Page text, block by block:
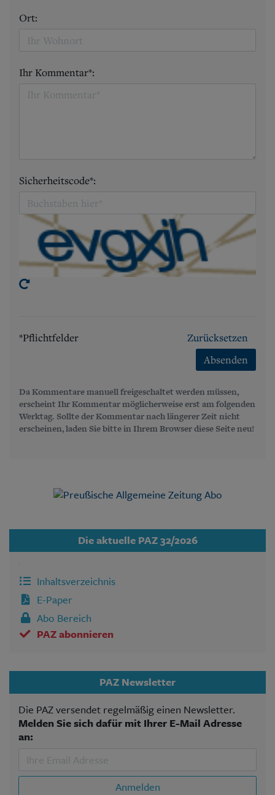
Ort:
Ihr Kommentar*:
Sicherheitscode*:
*Pflichtfelder
Zurücksetzen
Absenden
Da Kommentare manuell freigeschaltet werden müssen,
erscheint Ihr Kommentar möglicherweise erst am folgenden
Werktag. Sollte der Kommentar nach längerer Zeit nicht
erscheinen, laden Sie bitte in Ihrem Browser diese Seite neu!
Die aktuelle PAZ 32/2026
Inhaltsverzeichnis
E-Paper
Abo Bereich
PAZ abonnieren
PAZ Newsletter
Die PAZ versendet regelmäßig einen Newsletter.
Melden Sie sich dafür mit Ihrer E-Mail Adresse
an:
Anmelden